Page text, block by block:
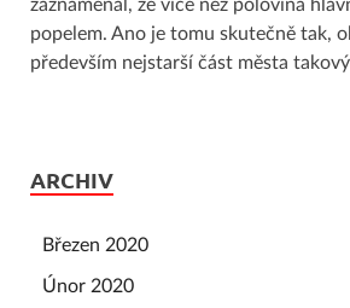
zaznamenal, že více než polovina
popelem. Ano je tomu skutečně tak,
především nejstarší část města
ARCHIV
Březen 2020
Únor 2020